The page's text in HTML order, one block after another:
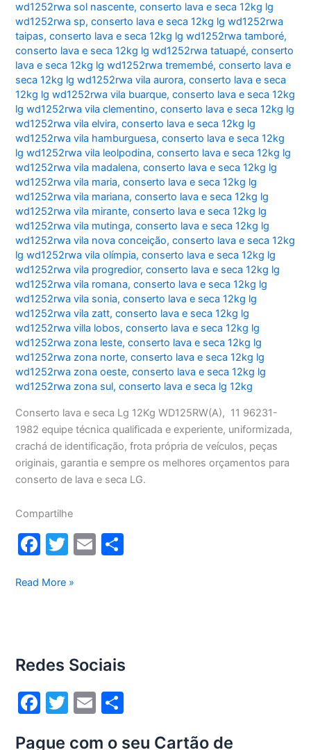
wd1252rwa sol nascente,conserto lava e seca 12kg lg
wd1252rwa sp,conserto lava e seca 12kg lg wd1252rwa
taipas,conserto lava e seca 12kg lg wd1252rwa tamboré,
conserto lava e seca 12kg lg wd1252rwa tatuapé,conserto
lava e seca 12kg lg wd1252rwa tremembé,conserto lava e
seca 12kg lg wd1252rwa vila aurora,conserto lava e seca
12kg lg wd1252rwa vila buarque,conserto lava e seca 12kg
lg wd1252rwa vila clementino,conserto lava e seca 12kg lg
wd1252rwa vila elvira,conserto lava e seca 12kg lg
wd1252rwa vila hamburguesa,conserto lava e seca 12kg
lg wd1252rwa vila leolpodina,conserto lava e seca 12kg lg
wd1252rwa vila madalena,conserto lava e seca 12kg lg
wd1252rwa vila maria,conserto lava e seca 12kg lg
wd1252rwa vila mariana,conserto lava e seca 12kg lg
wd1252rwa vila mirante,conserto lava e seca 12kg lg
wd1252rwa vila mutinga,conserto lava e seca 12kg lg
wd1252rwa vila nova conceição,conserto lava e seca 12kg
lg wd1252rwa vila olímpia,conserto lava e seca 12kg lg
wd1252rwa vila progredior,conserto lava e seca 12kg lg
wd1252rwa vila romana,conserto lava e seca 12kg lg
wd1252rwa vila sonia,conserto lava e seca 12kg lg
wd1252rwa vila zatt,conserto lava e seca 12kg lg
wd1252rwa villa lobos,conserto lava e seca 12kg lg
wd1252rwa zona leste,conserto lava e seca 12kg lg
wd1252rwa zona norte,conserto lava e seca 12kg lg
wd1252rwa zona oeste,conserto lava e seca 12kg lg
wd1252rwa zona sul,conserto lava e seca lg 12kg
Conserto lava e seca Lg 12Kg WD125RW(A), 11 96231-
1982 equipe técnica qualificada e experiente, uniformizada,
crachá de identificação, frota própria de veículos, peças
originais, garantia e sempre os melhores orçamentos para
conserto de lava e seca LG.
Compartilhe
F
c
o
o
k
T
itt
E
Conserto
12Kg
Read More »
Redes Sociais
F
T
E
Pague com o seu Cartão de